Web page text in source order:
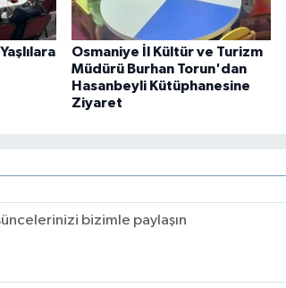
Osmaniye İl Kültür ve Turizm
Müdürü Burhan Torun'dan
Hasanbeyli Kütüphanesine
Ziyaret